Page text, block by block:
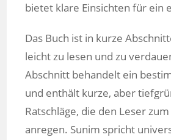
bietet klare Einsichten für ein
Das Buch ist in kurze
leicht zu lesen und zu
Abschnitt behandelt ein
und enthält kurze, aber
Ratschläge, die den Leser
anregen. Sunim spricht